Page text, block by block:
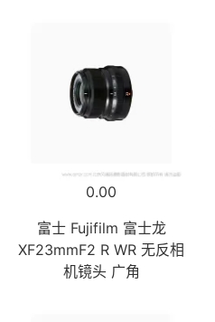
0.00
富士 Fujifilm 富士龙
XF23mmF2 R WR 无反相
机镜头 广角